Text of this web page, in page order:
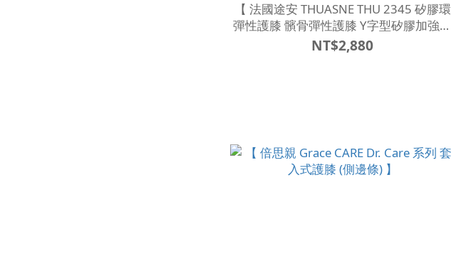
【 法國途安 THUASNE THU 2345 矽膠環
彈性護膝 髕骨彈性護膝 Y字型矽膠加強圈
】
NT$2,880